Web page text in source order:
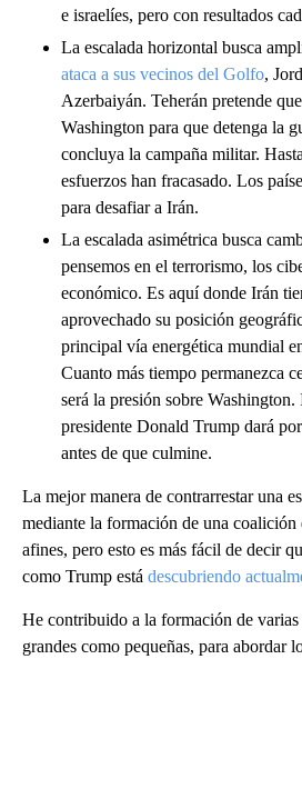
e israelíes, pero con resultados
La escalada horizontal busca
ataca a sus vecinos del Golfo,
Azerbaiyán. Teherán pretende
Washington para que detenga la
concluya la campaña militar.
esfuerzos han fracasado. Los
para desafiar a Irán.
La escalada asimétrica busca
pensemos en el terrorismo, los
económico. Es aquí donde Irán
aprovechado su posición
principal vía energética mundial
Cuanto más tiempo permanezca
será la presión sobre Washington.
presidente Donald Trump dará
antes de que culmine.
La mejor manera de contrarrestar una
mediante la formación de una coalición
afines, pero esto es más fácil de decir
como Trump está descubriendo
He contribuido a la formación de
grandes como pequeñas, para abordar